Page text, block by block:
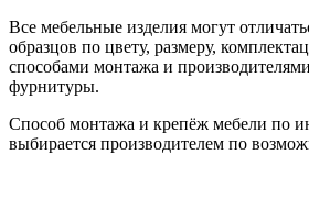
Все мебельные изделия могут
образцов по цвету, размеру,
способами монтажа и
фурнитуры.
Способ монтажа и крепёж мебели по
выбирается производителем по